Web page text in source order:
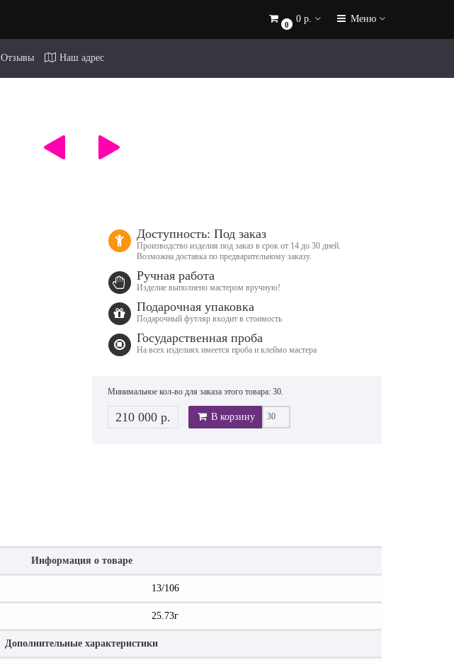
0
0 р. Меню
Отзывы Наш адрес
Доступность: Под заказ
Производство изделия под заказ в срок от 14 до 30 дней.
Возможна доставка по предварительному заказу.
Ручная работа
Изделие выполнено мастером вручную!
Подарочная упаковка
Подарочный футляр входит в стоимость
Государственная проба
На всех изделиях имеется проба и клеймо мастера
Минимальное кол-во для заказа этого товара: 30.
210 000 р. В корзину
Информация о товаре
13/106
25.73г
Дополнительные характеристики